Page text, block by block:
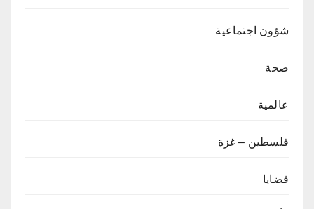
شؤون اجتماعية
صحة
عالمية
فلسطين – غزة
قضايا